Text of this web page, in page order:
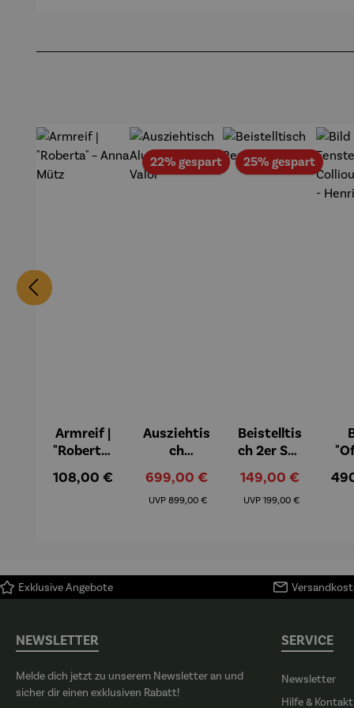
rei
Armreif |
"Roberta"
Mütz
Regulärer Preis:
108,00 €
22% gespartRabatt
Ausziehtis
ch
m – Valor
Verkaufspreis:
699,00 €
UVP Regulärer Preis:
899,00 €
25% gespartRabatt
Beistelltis
ch 2er Set
Verkaufspreis:
149,00 €
UVP Regulärer Preis:
199,00 €
Exklusive Angebote
NEWSLETTER
Melde dich jetzt zu unserem Newsletter an und
sicher dir einen exklusiven Rabatt!
SERVICE
Newsletter
Hilfe & Kontakt